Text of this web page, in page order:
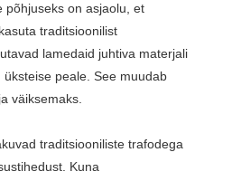
põhjuseks on asjaolu, et
traditsioonilist
lamedaid juhtiva materjali
peale. See muudab
väiksemaks.
traditsiooniliste trafodega
Kuna